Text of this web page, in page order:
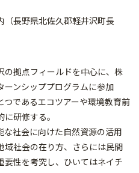
長野県北佐久郡軽井沢町長
の拠点フィールドを中心に、株
ーンシッププログラムに参加
つであるエコツアーや環境教育前
研修する。
な社会に向けた自然資源の活用
域社会の在り方、さらには民間
性を考究し、ひいてはネイチ